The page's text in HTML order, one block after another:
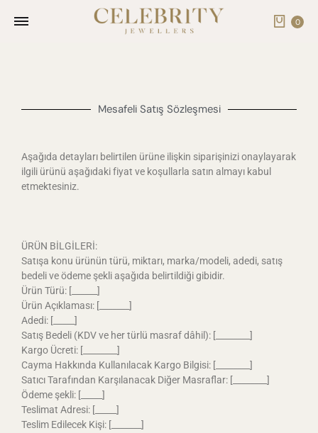
0
Mesafeli Satış Sözleşmesi
Aşağıda detayları belirtilen ürüne ilişkin siparişinizi onaylayarak
ilgili ürünü aşağıdaki fiyat ve koşullarla satın almayı kabul
etmektesiniz.
ÜRÜN BİLGİLERİ:
Satışa konu ürünün türü, miktarı, marka/modeli, adedi, satış
bedeli ve ödeme şekli aşağıda belirtildiği gibidir.
Ürün Türü: [______]
Ürün Açıklaması: [_______]
Adedi: [_____]
Satış Bedeli (KDV ve her türlü masraf dâhil): [________]
Kargo Ücreti: [________]
Cayma Hakkında Kullanılacak Kargo Bilgisi: [________]
Satıcı Tarafından Karşılanacak Diğer Masraflar: [________]
Ödeme şekli: [_____]
Teslimat Adresi: [_____]
Teslim Edilecek Kişi: [_______]